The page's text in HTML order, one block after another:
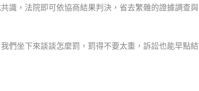
識，法院即可依協商結果判決，省去繁雜的證據調查與
們坐下來談談怎麼罰，罰得不要太重，訴訟也能早點結